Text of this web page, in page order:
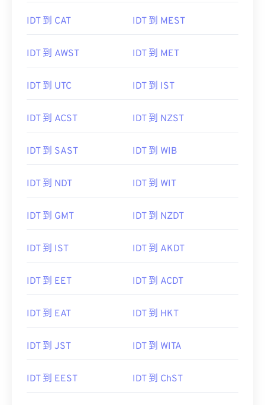
IDT 到 CAT IDT 到 MEST
IDT 到 AWST IDT 到 MET
IDT 到 UTC IDT 到 IST
IDT 到 ACST IDT 到 NZST
IDT 到 SAST IDT 到 WIB
IDT 到 NDT IDT 到 WIT
IDT 到 GMT IDT 到 NZDT
IDT 到 IST IDT 到 AKDT
IDT 到 EET IDT 到 ACDT
IDT 到 EAT IDT 到 HKT
IDT 到 JST IDT 到 WITA
IDT 到 EEST IDT 到 ChST